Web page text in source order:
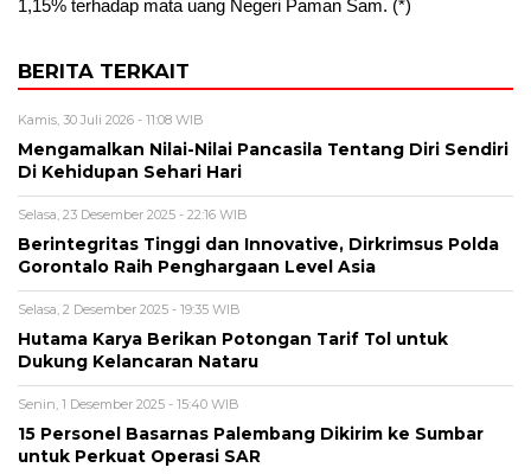
1,15% terhadap mata uang Negeri Paman Sam. (*)
BERITA TERKAIT
Kamis, 30 Juli 2026 - 11:08 WIB
Mengamalkan Nilai-Nilai Pancasila Tentang Diri Sendiri
Di Kehidupan Sehari Hari
Selasa, 23 Desember 2025 - 22:16 WIB
Berintegritas Tinggi dan Innovative, Dirkrimsus Polda
Gorontalo Raih Penghargaan Level Asia
Selasa, 2 Desember 2025 - 19:35 WIB
Hutama Karya Berikan Potongan Tarif Tol untuk
Dukung Kelancaran Nataru
Senin, 1 Desember 2025 - 15:40 WIB
15 Personel Basarnas Palembang Dikirim ke Sumbar
untuk Perkuat Operasi SAR